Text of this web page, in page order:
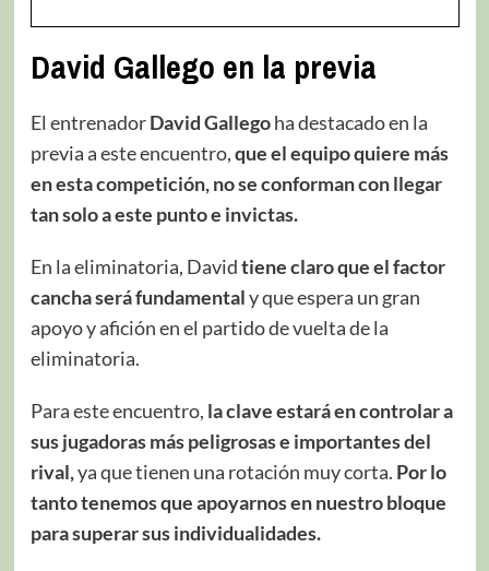
David Gallego en la previa
El entrenadorDavid Gallegoha destacado en la
previa a este encuentro,que el equipo quiere más
en esta competición, no se conforman con llegar
tan solo a este punto e invictas.
En la eliminatoria, Davidtiene claro que el factor
cancha será fundamentaly que espera un gran
apoyo y afición en el partido de vuelta de la
eliminatoria.
Para este encuentro, la clave estará en controlar a
sus jugadoras más peligrosas e importantes del
rival,ya que tienen una rotación muy corta. Por lo
tanto tenemos que apoyarnos en nuestro bloque
para superar sus individualidades.